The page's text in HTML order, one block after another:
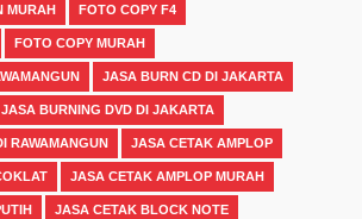
MURAH FOTO COPY F4
FOTO COPY MURAH
JASA BURN CD DI JAKARTA
JASA BURNING DVD DI JAKARTA
RAWAMANGUN JASA CETAK AMPLOP
JASA CETAK AMPLOP MURAH
JASA CETAK BLOCK NOTE